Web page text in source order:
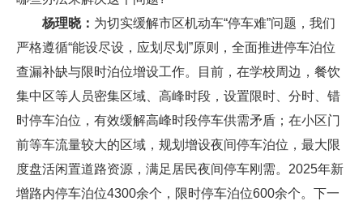
杨理晓： 为切实缓解市区机动车“停车难”问题，我们
严格遵循“能设尽设，应划尽划”原则，全面推进停车泊位
查漏补缺与限时泊位增设工作。目前，在学校周边，餐饮
集中区等人员密集区域、高峰时段，设置限时、分时、错
时停车泊位，有效缓解高峰时段停车供需矛盾；在小区门
前等车流量较大的区域，规划增设夜间停车泊位，最大限
度盘活闲置道路资源，满足居民夜间停车刚需。2025年新
增路内停车泊位4300余个，限时停车泊位600余个。下一